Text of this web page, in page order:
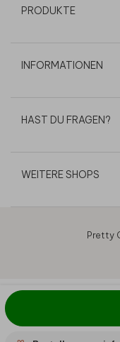
PRODUKTE
INFORMATIONEN
HAST DU FRAGEN?
WEITERE SHOPS
Pretty
AGB Datenschutz